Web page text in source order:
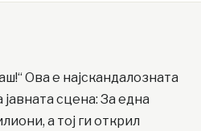
Ова е најскандалозната
јавната сцена: За една
а тој ги открил